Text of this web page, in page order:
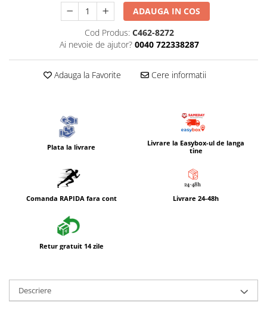
ADAUGA IN COS
Cod Produs: C462-8272
Ai nevoie de ajutor? 0040 722338287
Adauga la Favorite Cere informatii
Plata la livrare
Livrare la Easybox-ul de langa
tine
Comanda RAPIDA fara cont Livrare 24-48h
Retur gratuit 14 zile
Descriere